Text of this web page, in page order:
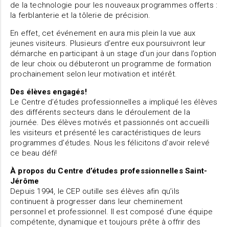
de la technologie pour les nouveaux programmes offerts :
la ferblanterie et la tôlerie de précision.
En effet, cet événement en aura mis plein la vue aux
jeunes visiteurs. Plusieurs d’entre eux poursuivront leur
démarche en participant à un stage d’un jour dans l’option
de leur choix ou débuteront un programme de formation
prochainement selon leur motivation et intérêt.
Des élèves engagés!
Le Centre d’études professionnelles a impliqué les élèves
des différents secteurs dans le déroulement de la
journée. Des élèves motivés et passionnés ont accueilli
les visiteurs et présenté les caractéristiques de leurs
programmes d’études. Nous les félicitons d’avoir relevé
ce beau défi!
À propos du Centre d’études professionnelles Saint-
Jérôme
Depuis 1994, le CEP outille ses élèves afin qu’ils
continuent à progresser dans leur cheminement
personnel et professionnel. Il est composé d’une équipe
compétente, dynamique et toujours prête à offrir des